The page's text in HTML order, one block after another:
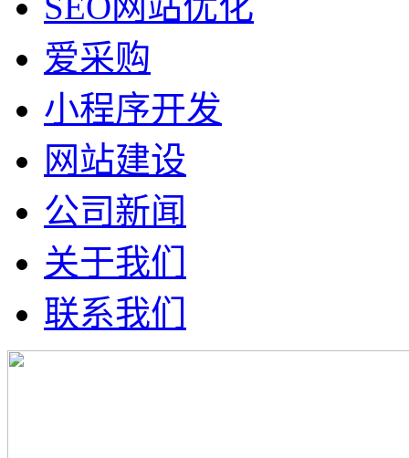
爱采购
小程序开发
网站建设
公司新闻
关于我们
联系我们